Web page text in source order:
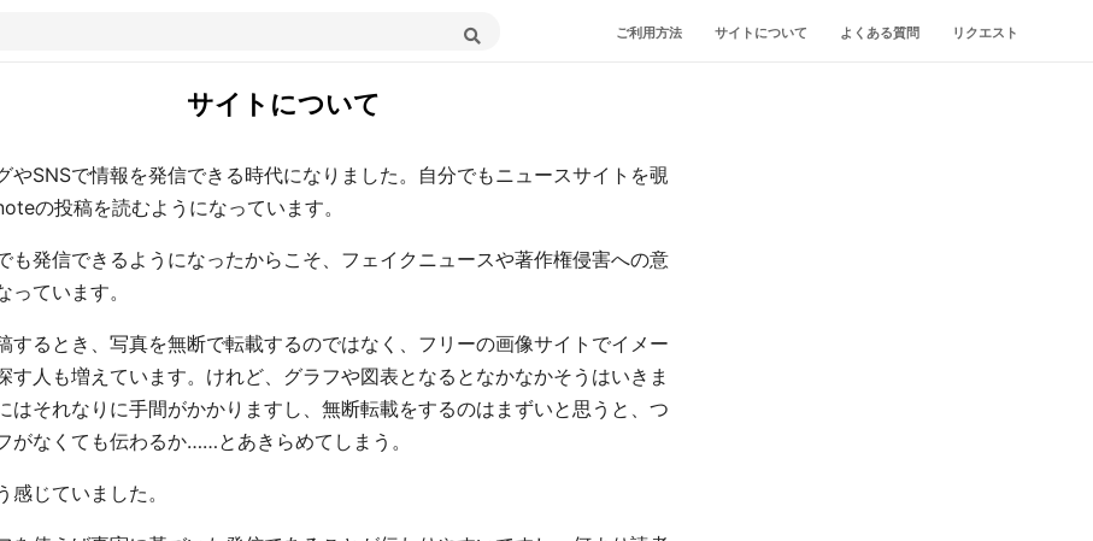
ご利用方法 サイトについて よくある質問 リクエスト
サイトについて
やSNSで情報を発信できる時代になりました。自分でもニュースサイトを覗
の投稿を読むようになっています。
も発信できるようになったからこそ、フェイクニュースや著作権侵害への意
っています。
するとき、写真を無断で転載するのではなく、フリーの画像サイトでイメー
す人も増えています。けれど、グラフや図表となるとなかなかそうはいきま
はそれなりに手間がかかりますし、無断転載をするのはまずいと思うと、つ
がなくても伝わるか……とあきらめてしまう。
感じていました。